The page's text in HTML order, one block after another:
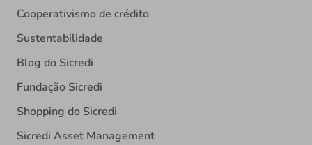
Cooperativismo de crédito
Sustentabilidade
Blog do Sicredi
Fundação Sicredi
Shopping do Sicredi
Sicredi Asset Management